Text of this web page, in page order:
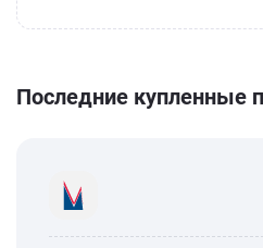
Последние купленные